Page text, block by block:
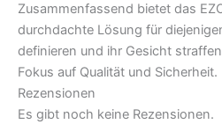
Zusammenfassend bietet das
durchdachte Lösung für
definieren und ihr Gesicht
Fokus auf Qualität und Sicherheit.
Rezensionen
Es gibt noch keine Rezensionen.